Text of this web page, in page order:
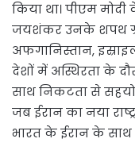
किया था। पीएम मोदी
जयशंकर उनके शपथ
अफगानिस्तान,
देशों में अस्थिरता के
साथ निकटता से
जब ईरान का नया
भारत के ईरान के